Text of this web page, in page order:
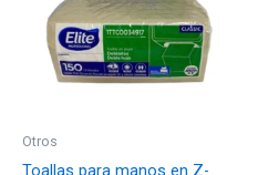
Otros
Toallas para manos en Z-